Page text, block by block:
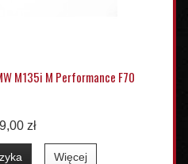
M135i M Performance F70
zł
Więcej